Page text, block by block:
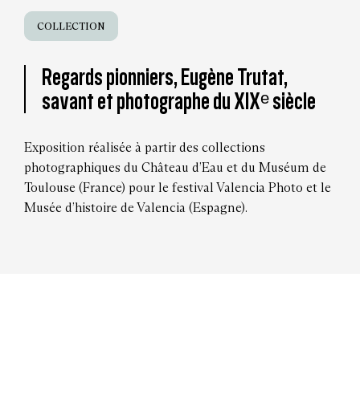
COLLECTION
Regards pionniers, Eugène Trutat,
savant et photographe du XIXᵉ siècle
Exposition réalisée à partir des collections
photographiques du Château d’Eau et du Muséum de
Toulouse (France) pour le festival Valencia Photo et le
Musée d’histoire de Valencia (Espagne).